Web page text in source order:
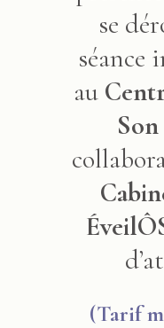
se
séance
au
(Tarif